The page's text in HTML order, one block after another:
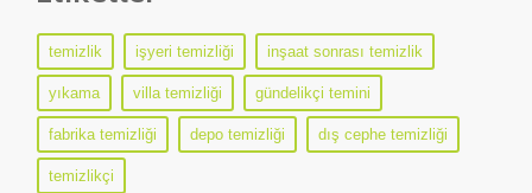
temizlik işyeri temizliği inşaat sonrası temizlik
yıkama villa temizliği gündelikçi temini
fabrika temizliği depo temizliği dış cephe temizliği
temizlikçi